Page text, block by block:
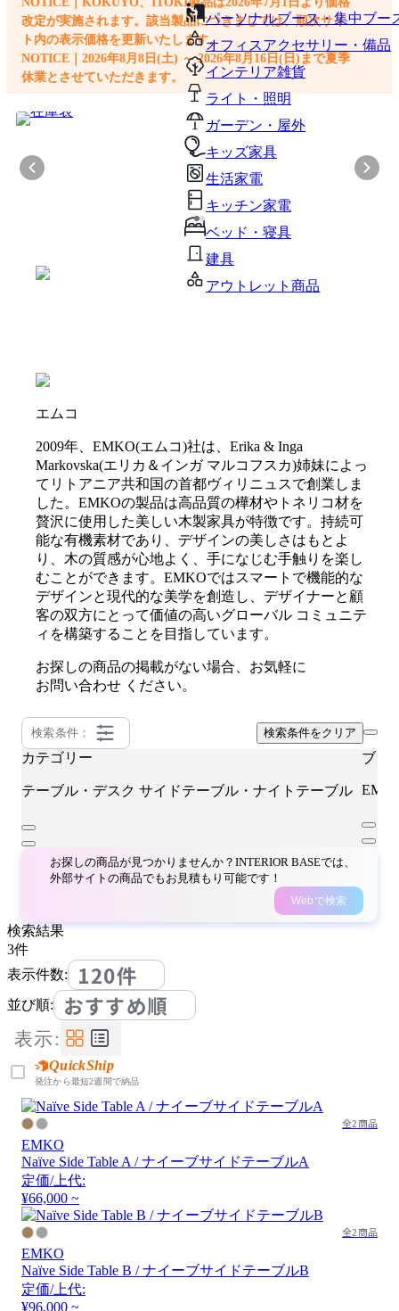
パーソナルブース・集中ブー
オフィスアクセサリー・備品
インテリア雑貨
ライト・照明
ガーデン・屋外
キッズ家具
生活家電
キッチン家電
ベッド・寝具
建具
アウトレット商品
改定が実施されます。該当製品につきましては、順次サイ
ト内の表示価格を更新いたします。
NOTICE｜2026年8月8日(土) ～ 2026年8月16日(日)まで夏季
休業とさせていただきます。
エムコ
2009年、EMKO(エムコ)社は、Erika & Inga
Markovska(エリカ＆インガ マルコフスカ)姉妹によっ
てリトアニア共和国の首都ヴィリニュスで創業しま
した。EMKOの製品は高品質の樺材やトネリコ材を
贅沢に使用した美しい木製家具が特徴です。持続可
能な有機素材であり、デザインの美しさはもとよ
り、木の質感が心地よく、手になじむ手触りを楽し
むことができます。EMKOではスマートで機能的な
デザインと現代的な美学を創造し、デザイナーと顧
客の双方にとって価値の高いグローバル コミュニテ
ィを構築することを目指しています。
お探しの商品の掲載がない場合、お気軽に
お問い合わせ ください。
検索条件： 検索条件をクリア
カテゴリー
テーブル・デスク サイドテーブル・ナイトテーブル
ブラ
お探しの商品が見つかりませんか？INTERIOR BASEでは、
外部サイトの商品でもお見積もり可能です！
Webで検索
検索結果
3件
表示件数:
120件
並び順: おすすめ順
表示:
QuickShip
発注から最短2週間で納品
全2商品
EMKO
Naïve Side Table A / ナイーブサイドテーブルA
定価/上代:
¥66,000 ~
全2商品
EMKO
Naïve Side Table B / ナイーブサイドテーブルB
定価/上代:
¥96,000 ~